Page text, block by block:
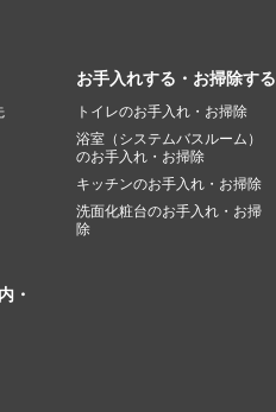
お手入れする・お掃除する
トイレのお手入れ・お掃除
浴室（システムバスルーム）
のお手入れ・お掃除
キッチンのお手入れ・お掃除
洗面化粧台のお手入れ・お掃
除
・